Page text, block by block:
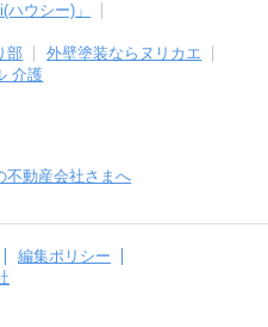
ウシー)」
部
外壁塗装ならヌリカエ
介護
不動産会社さまへ
編集ポリシー